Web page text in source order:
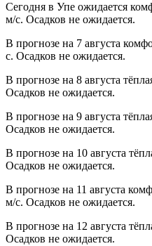
Сегодня в Упе ожидается
м/с. Осадков не ожидается.
В прогнозе на 7 августа
с. Осадков не ожидается.
В прогнозе на 8 августа
Осадков не ожидается.
В прогнозе на 9 августа
Осадков не ожидается.
В прогнозе на 10 августа
Осадков не ожидается.
В прогнозе на 11 августа
м/с. Осадков не ожидается.
В прогнозе на 12 августа
Осадков не ожидается.